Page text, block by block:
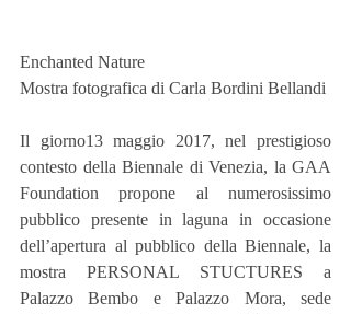
Enchanted Nature
Mostra fotografica di Carla Bordini Bellandi
Il giorno13 maggio 2017, nel prestigioso
contesto della Biennale di Venezia, la GAA
Foundation propone al numerosissimo
pubblico presente in laguna in occasione
dell’apertura al pubblico della Biennale, la
mostra PERSONAL STUCTURES a
Palazzo Bembo e Palazzo Mora, sede